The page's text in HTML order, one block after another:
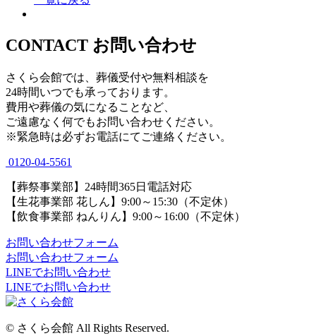
CONTACT お問い合わせ
さくら会館では、葬儀受付や無料相談を
24時間いつでも承っております。
費用や葬儀の気になることなど、
ご遠慮なく何でもお問い合わせください。
※緊急時は必ずお電話にてご連絡ください。
0120-04-5561
【葬祭事業部】24時間365日電話対応
【生花事業部 花しん】9:00～15:30（不定休）
【飲食事業部 ねんりん】9:00～16:00（不定休）
お問い合わせフォーム
お問い合わせフォーム
LINEでお問い合わせ
LINEでお問い合わせ
© さくら会館 All Rights Reserved.